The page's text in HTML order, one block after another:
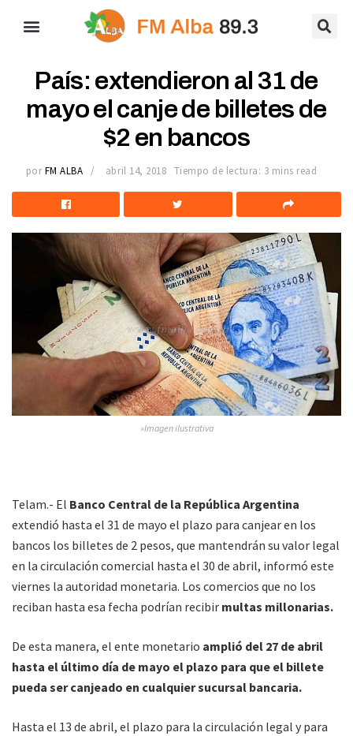
País: extendieron al 31 de
mayo el canje de billetes de
$2 en bancos
por FM ALBA abril 14, 2018 Tiempo de lectura: 3 mins read
»Imagen ilustrativa
Telam.- El Banco Central de la República Argentina
extendió hasta el 31 de mayo el plazo para canjear en los
bancos los billetes de 2 pesos, que mantendrán su valor legal
en la circulación comercial hasta el 30 de abril, informó este
viernes la autoridad monetaria. Los comercios que no los
reciban hasta esa fecha podrían recibir multas millonarias.
De esta manera, el ente monetario amplió del 27 de abril
hasta el último día de mayo el plazo para que el billete
pueda ser canjeado en cualquier sucursal bancaria.
Hasta el 13 de abril, el plazo para la circulación legal y para